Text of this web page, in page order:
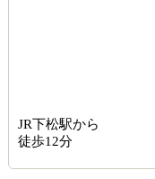
JR下松駅から
徒歩12分